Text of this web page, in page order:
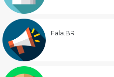
Fala.BR